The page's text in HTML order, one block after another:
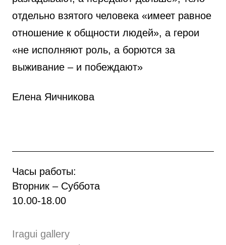
отдельно взятого человека «имеет равное
отношение к общности людей», а герои
«не исполняют роль, а борются за
выживание – и побеждают»
Елена Яичникова
Часы работы:
Вторник – Суббота
10.00-18.00
Iragui gallery